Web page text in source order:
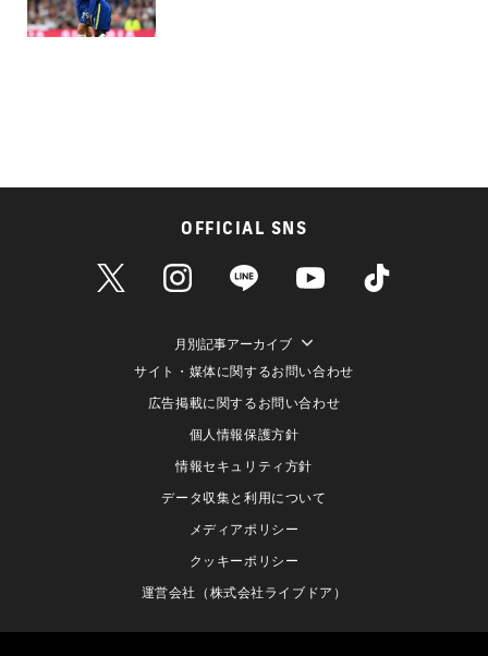
OFFICIAL SNS
月別記事アーカイブ
サイト・媒体に関するお問い合わせ
広告掲載に関するお問い合わせ
個人情報保護方針
情報セキュリティ方針
データ収集と利用について
メディアポリシー
クッキーポリシー
運営会社（株式会社ライブドア）